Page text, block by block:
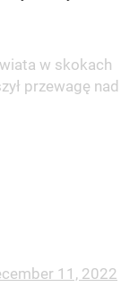
w skokach
przewagę nad
11, 2022